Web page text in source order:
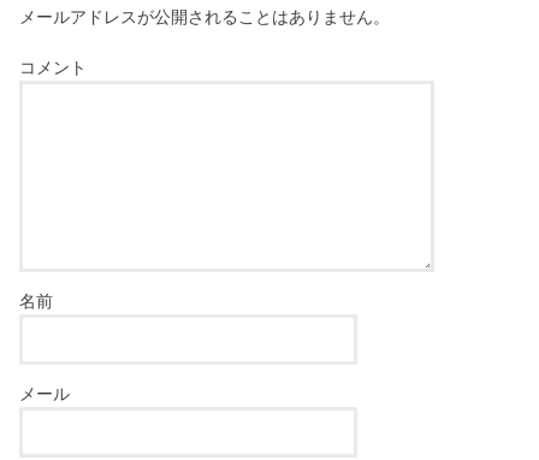
メールアドレスが公開されることはありません。
コメント
名前
メール